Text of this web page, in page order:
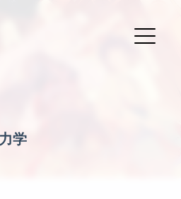
学